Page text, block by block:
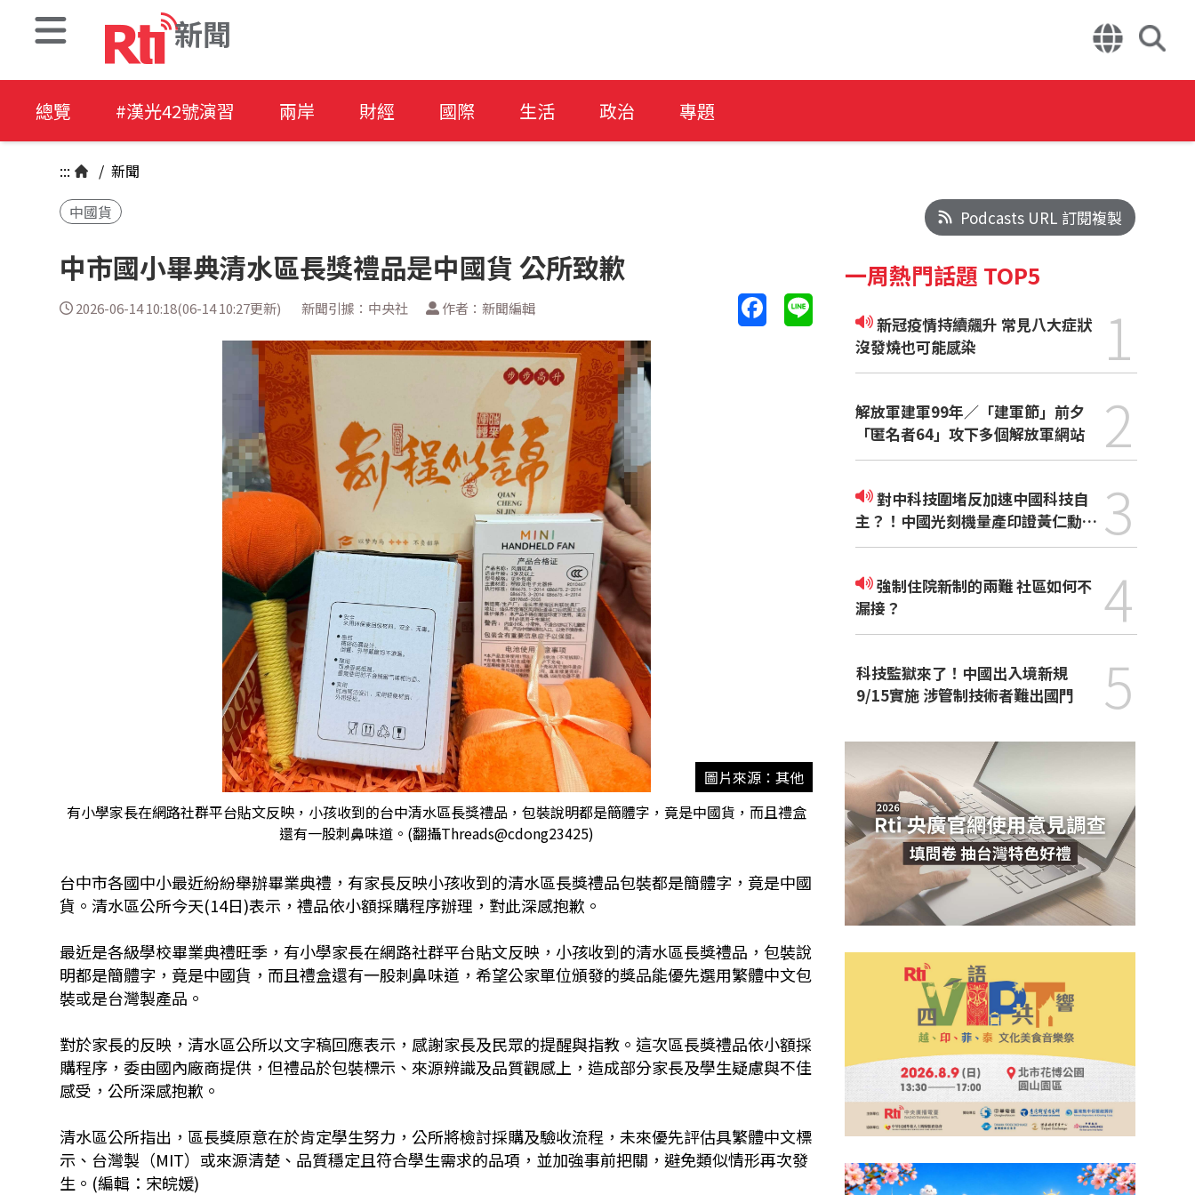
新聞
總覽 #漢光42號演習 兩岸 財經 國際 生活 政治 專題
::: / 新聞
中國貨
中市國小畢典清水區長獎禮品是中國貨 公所致歉
2026-06-14 10:18(06-14 10:27更新) 新聞引據：中央社 作者：新聞編輯
圖片來源：其他
有小學家長在網路社群平台貼文反映，小孩收到的台中清水區長獎禮品，包裝說明都是簡體字，竟是中國貨，而且禮盒
還有一股刺鼻味道。(翻攝Threads@cdong23425)
台中市各國中小最近紛紛舉辦畢業典禮，有家長反映小孩收到的清水區長獎禮品包裝都是簡體字，竟是中國
貨。清水區公所今天(14日)表示，禮品依小額採購程序辦理，對此深感抱歉。
最近是各級學校畢業典禮旺季，有小學家長在網路社群平台貼文反映，小孩收到的清水區長獎禮品，包裝說
明都是簡體字，竟是中國貨，而且禮盒還有一股刺鼻味道，希望公家單位頒發的獎品能優先選用繁體中文包
裝或是台灣製產品。
對於家長的反映，清水區公所以文字稿回應表示，感謝家長及民眾的提醒與指教。這次區長獎禮品依小額採
購程序，委由國內廠商提供，但禮品於包裝標示、來源辨識及品質觀感上，造成部分家長及學生疑慮與不佳
感受，公所深感抱歉。
清水區公所指出，區長獎原意在於肯定學生努力，公所將檢討採購及驗收流程，未來優先評估具繁體中文標
示、台灣製（MIT）或來源清楚、品質穩定且符合學生需求的品項，並加強事前把關，避免類似情形再次發
生。(編輯：宋皖媛)
Podcasts URL 訂閱複製
一周熱門話題 TOP5
新冠疫情持續飆升 常見八大症狀
沒發燒也可能感染
1
解放軍建軍99年／「建軍節」前夕
「匿名者64」攻下多個解放軍網站
2
對中科技圍堵反加速中國科技自
主？！中國光刻機量產印證黃仁勳觀
點
3
強制住院新制的兩難 社區如何不
漏接？
4
科技監獄來了！中國出入境新規
9/15實施 涉管制技術者難出國門
5